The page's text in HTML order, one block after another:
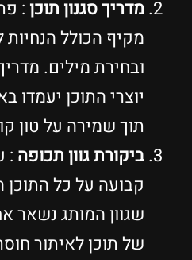
מדריך סגנון תוכן :
מקיף הכולל הנחיות
ובחירת מילים.
יוצרי התוכן יעמדו
תוך שמירה על טון
ביקורת גוון תכופה :
קבועה על כל התוכן
שגוון המותג נשאר
של תוכן לאיתור